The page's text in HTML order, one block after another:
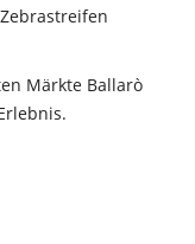
Märkte Ballarò